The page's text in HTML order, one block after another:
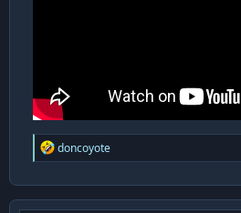
R
e
c
t
doncoyote